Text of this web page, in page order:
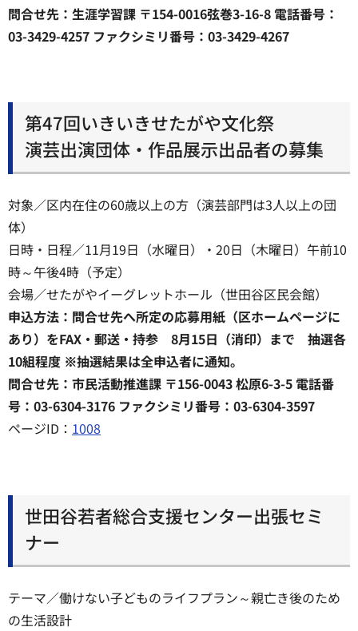
問合せ先：生涯学習課 〒154-0016弦巻3-16-8 電話番号：
03-3429-4257 ファクシミリ番号：03-3429-4267
第47回いきいきせたがや文化祭
演芸出演団体・作品展示出品者の募集
対象／区内在住の60歳以上の方（演芸部門は3人以上の団
体）
日時・日程／11月19日（水曜日）・20日（木曜日）午前10
時～午後4時（予定）
会場／せたがやイーグレットホール（世田谷区民会館）
申込方法：問合せ先へ所定の応募用紙（区ホームページに
あり）をFAX・郵送・持参 8月15日（消印）まで 抽選各
10組程度 ※抽選結果は全申込者に通知。
問合せ先：市民活動推進課 〒156-0043 松原6-3-5 電話番
号：03-6304-3176 ファクシミリ番号：03-6304-3597
ページID： 1008
世田谷若者総合支援センター出張セミ
ナー
テーマ／働けない子どものライフプラン～親亡き後のため
の生活設計